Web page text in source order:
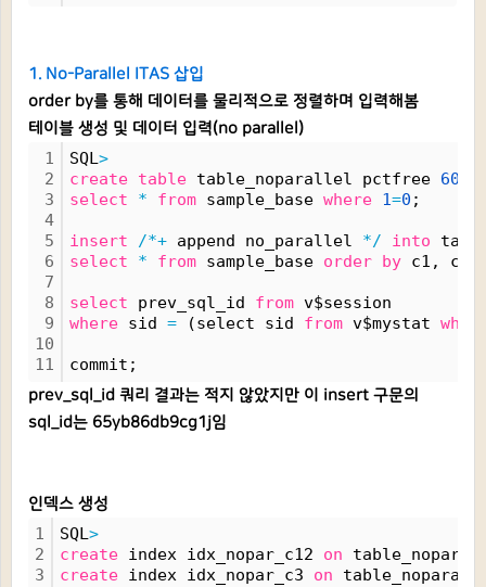
1. No-Parallel ITAS 삽입
order by를 통해 데이터를 물리적으로 정렬하며 입력해봄
테이블 생성 및 데이터 입력(no parallel)
1
2
3
4
5
6
7
8
9
10
11
SQL>
create table table_noparallel pctfree 60
select
* from sample_base where 1=0 ;
insert /*+ append no_parallel */ into
select
* from sample_base order by c1, c2;
select prev_sql_id from v$session
where sid = (select sid from v$mystat
commit;
prev_sql_id 쿼리 결과는 적지 않았지만 이 insert 구문의
sql_id는 65yb86db9cg1j임
인덱스 생성
1
2
3
SQL>
create index idx_nopar_c12 on
create index idx_nopar_c3 on